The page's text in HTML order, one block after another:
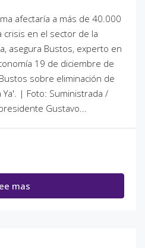
afectaría a más de 40.000
crisis en el sector de la
asegura Bustos, experto en
19 de diciembre de
sobre eliminación de
Ya'. | Foto: Suministrada /
Gustavo...
mas